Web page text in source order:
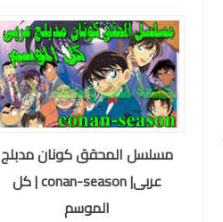
مسلسل المحقق كونان مدبلج
عربى| conan-season | كل
الموسم